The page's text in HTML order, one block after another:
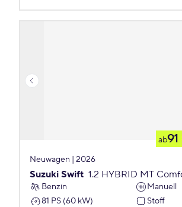
ab
Neuwagen | 2026
Suzuki Swift 1.2 HYBRID MT
Benzin
Manuell
81 PS (60 kW)
Stoff